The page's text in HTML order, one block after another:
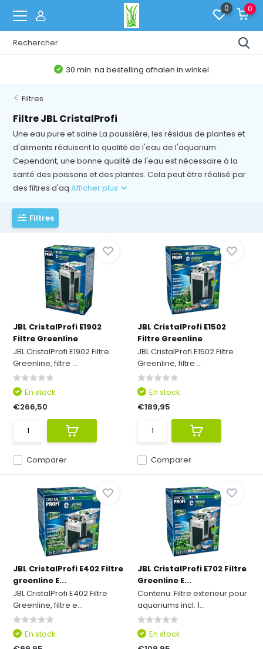
0 0
30 min. na bestelling afhalen in winkel
Filtres
Filtre JBL CristalProfi
Une eau pure et saine La poussière, les résidus de plantes et
d'aliments réduisent la qualité de l'eau de l'aquarium.
Cependant, une bonne qualité de l'eau est nécessaire à la
santé des poissons et des plantes. Cela peut être réalisé par
des filtres d'aqAfficher plus
Filtres
JBL CristalProfi E1902
Filtre Greenline
JBL CristalProfi E1902 Filtre
Greenline, filtre ...
Comparer
En stock
€266,50
JBL CristalProfi E1502
Filtre Greenline
JBL CristalProfi E1502 Filtre
Greenline, filtre ...
Comparer
En stock
€189,95
JBL CristalProfi E402 Filtre
greenline E...
JBL CristalProfi E402 Filtre
Greenline, filtre e...
En stock
JBL CristalProfi E702 Filtre
Greenline E...
Contenu: Filtre exterieur pour
aquariums incl. 1...
En stock